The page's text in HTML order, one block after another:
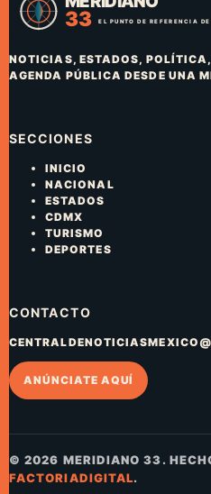
NOTICIAS, ESTADOS, POLÍTICA,
AGENDA PÚBLICA DESDE UNA
SECCIONES
INICIO
NACIONAL
ESTADOS
CDMX
TURISMO
DEPORTES
CONTACTO
ANÚNCIATE AQUÍ
© 2026 MERIDIANO 33.
FACTORIADIGITAL.